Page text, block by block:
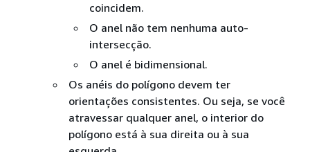
coincidem.
O anel não tem nenhuma auto-
intersecção.
O anel é bidimensional.
Os anéis do polígono devem ter
orientações consistentes. Ou seja, se você
atravessar qualquer anel, o interior do
polígono está à sua direita ou à sua